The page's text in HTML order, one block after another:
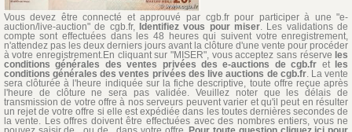
Vous devez être connecté et approuvé par cgb.fr pour participer à une "e-
auction/live-auction" de cgb.fr, Identifiez vous pour miser. Les validations de
compte sont effectuées dans les 48 heures qui suivent votre enregistrement,
n'attendez pas les deux derniers jours avant la clôture d'une vente pour procéder
à votre enregistrement.En cliquant sur "MISER", vous acceptez sans réserve les
conditions générales des ventes privées des e-auctions de cgb.fr et les
conditions générales des ventes privées des live auctions de cgb.fr. La vente
sera clôturée à l'heure indiquée sur la fiche descriptive, toute offre reçue après
l'heure de clôture ne sera pas validée. Veuillez noter que les délais de
transmission de votre offre à nos serveurs peuvent varier et qu'il peut en résulter
un rejet de votre offre si elle est expédiée dans les toutes dernières secondes de
la vente. Les offres doivent être effectuées avec des nombres entiers, vous ne